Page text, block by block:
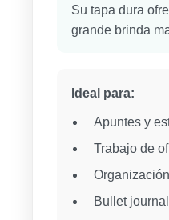
Su tapa dura
grande brinda
Ideal para:
Apuntes y
Trabajo de
Bullet journal